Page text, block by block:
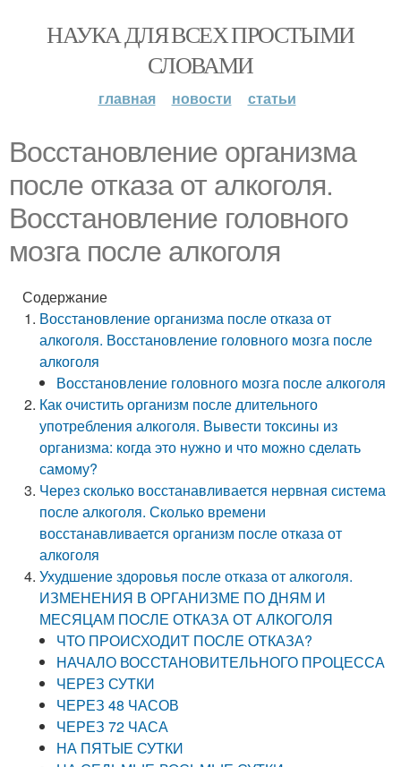
НАУКА ДЛЯ ВСЕХ ПРОСТЫМИ
СЛОВАМИ
главная новости статьи
Восстановление организма
после отказа от алкоголя.
Восстановление головного
мозга после алкоголя
Содержание
Восстановление организма после отказа от
алкоголя. Восстановление головного мозга после
алкоголя
Восстановление головного мозга после алкоголя
Как очистить организм после длительного
употребления алкоголя. Вывести токсины из
организма: когда это нужно и что можно сделать
самому?
Через сколько восстанавливается нервная система
после алкоголя. Сколько времени
восстанавливается организм после отказа от
алкоголя
Ухудшение здоровья после отказа от алкоголя.
ИЗМЕНЕНИЯ В ОРГАНИЗМЕ ПО ДНЯМ И
МЕСЯЦАМ ПОСЛЕ ОТКАЗА ОТ АЛКОГОЛЯ
ЧТО ПРОИСХОДИТ ПОСЛЕ ОТКАЗА?
НАЧАЛО ВОССТАНОВИТЕЛЬНОГО ПРОЦЕССА
ЧЕРЕЗ СУТКИ
ЧЕРЕЗ 48 ЧАСОВ
ЧЕРЕЗ 72 ЧАСА
НА ПЯТЫЕ СУТКИ